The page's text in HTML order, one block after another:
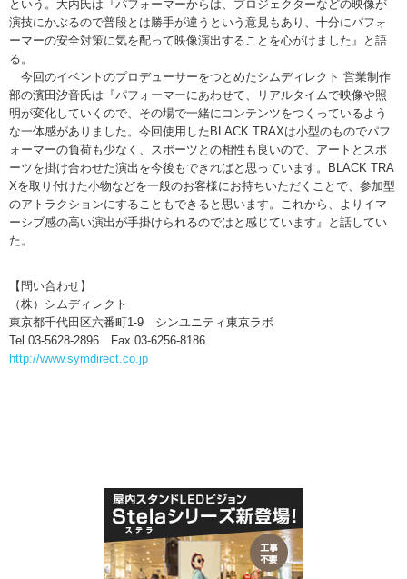
という。大内氏は『パフォーマーからは、プロジェクターなどの映像が
演技にかぶるので普段とは勝手が違うという意見もあり、十分にパフォ
ーマーの安全対策に気を配って映像演出することを心がけました』と語
る。
今回のイベントのプロデューサーをつとめたシムディレクト 営業制作
部の濱田汐音氏は『パフォーマーにあわせて、リアルタイムで映像や照
明が変化していくので、その場で一緒にコンテンツをつくっているよう
な一体感がありました。今回使用したBLACK TRAXは小型のものでパフ
ォーマーの負荷も少なく、スポーツとの相性も良いので、アートとスポ
ーツを掛け合わせた演出を今後もできればと思っています。BLACK TRA
Xを取り付けた小物などを一般のお客様にお持ちいただくことで、参加型
のアトラクションにすることもできると思います。これから、よりイマ
ーシブ感の高い演出が手掛けられるのではと感じています』と話してい
た。
【問い合わせ】
（株）シムディレクト
東京都千代田区六番町1-9 シンユニティ東京ラボ
Tel.03-5628-2896 Fax.03-6256-8186
http://www.symdirect.co.jp